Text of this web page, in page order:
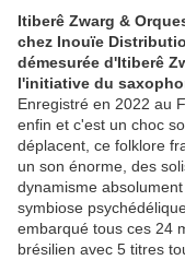
Itiberê Zwarg &
chez Inouïe
démesurée d'Itiberê
l'initiative du
Enregistré en 2022 au
enfin et c'est un choc
déplacent, ce folklore
un son énorme, des
dynamisme
symbiose
embarqué tous ces 24
brésilien avec 5 titres